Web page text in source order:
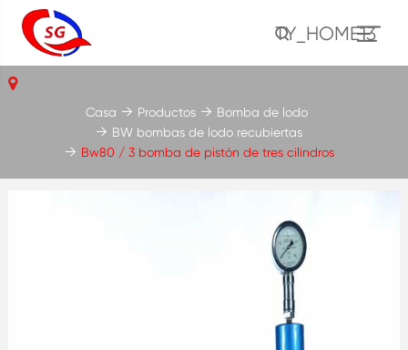
TY_HOME13
Casa Productos
Bomba de lodo
BW bombas de lodo recubiertas
Bw80 / 3 bomba de pistón de tres cilindros